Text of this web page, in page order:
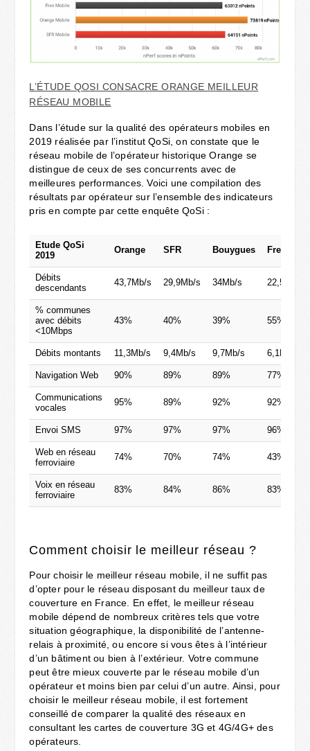
L’ÉTUDE QOSI CONSACRE ORANGE MEILLEUR
RÉSEAU MOBILE
Dans l’étude sur la qualité des opérateurs mobiles en
2019 réalisée par l’institut QoSi, on constate que le
réseau mobile de l’opérateur historique Orange se
distingue de ceux de ses concurrents avec de
meilleures performances. Voici une compilation des
résultats par opérateur sur l’ensemble des indicateurs
pris en compte par cette enquête QoSi :
Etude QoSi
2019
Orange SFR Bouygues Free
Débits
descendants
43,7Mb/s 29,9Mb/s 34Mb/s 22,5Mb/s
% communes
avec débits
<10Mbps
43% 40% 39% 55%
Débits montants 11,3Mb/s 9,4Mb/s 9,7Mb/s 6,1Mb/s
Navigation Web 90% 89% 89% 77%
Communications
vocales
95% 89% 92% 92%
Envoi SMS 97% 97% 97% 96%
Web en réseau
ferroviaire
74% 70% 74% 43%
Voix en réseau
ferroviaire
83% 84% 86% 83%
Comment choisir le meilleur réseau ?
Pour choisir le meilleur réseau mobile, il ne suffit pas
d’opter pour le réseau disposant du meilleur taux de
couverture en France. En effet, le meilleur réseau
mobile dépend de nombreux critères tels que votre
situation géographique, la disponibilité de l’antenne-
relais à proximité, ou encore si vous êtes à l’intérieur
d’un bâtiment ou bien à l’extérieur. Votre commune
peut être mieux couverte par le réseau mobile d’un
opérateur et moins bien par celui d’un autre. Ainsi, pour
choisir le meilleur réseau mobile, il est fortement
conseillé de comparer la qualité des réseaux en
consultant les cartes de couverture 3G et 4G/4G+ des
opérateurs.